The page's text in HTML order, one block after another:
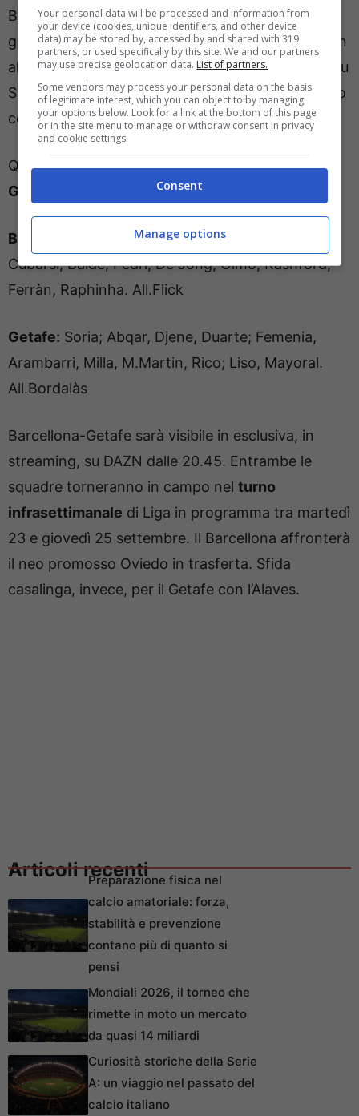
Bet365 a 2.10 e Goldbet a 2.20. Rashford in
grande fiducia dopo la doppietta al Newcastle. Un
altro gol dell’attaccante inglese è offerto a 2.30 su
Snai, quota che sale a 4.50 se decidete di giocarlo
come primo marcatore della partita.
Questele probabili formazioni di Barcellona-
Getafe
Barcellona :
J.Garcia; Kounde, Christensen,
Cubarsì, Balde; Pedri, De Jong, Olmo; Rashford,
Ferràn, Raphinha. All.Flick
Getafe: Soria; Abqar, Djene, Duarte; Femenia,
Arambarri, Milla, M.Martin, Rico; Liso, Mayoral.
All.Bordalàs
Barcellona-Getafe sarà visibile in esclusiva, in
streaming, su DAZN dalle 20.45. Entrambe le
squadre torneranno in campo nel turno
infrasettimanale di Liga in programma tra martedì
23 e giovedì 25 settembre. Il Barcellona affronterà
il neo promosso Oviedo in trasferta. Sfida
casalinga, invece, per il Getafe con l’Alaves.
Articoli recentiPreparazione fisica nel
calcio amatoriale: forza,
stabilità e prevenzione
contano più di quanto si
pensi
Mondiali 2026, il torneo che
rimette in moto un mercato
da quasi 14 miliardi
Curiosità storiche della Serie
A: un viaggio nel passato del
calcio italiano
Your personal data will be processed and information from
your device (cookies, unique identifiers, and other device
data) may be stored by, accessed by and shared with 319
partners, or used specifically by this site. We and our partners
may use precise geolocation data. List of partners.
Some vendors may process your personal data on the basis
of legitimate interest, which you can object to by managing
your options below. Look for a link at the bottom of this page
or in the site menu to manage or withdraw consent in privacy
and cookie settings.
Consent
Manage options